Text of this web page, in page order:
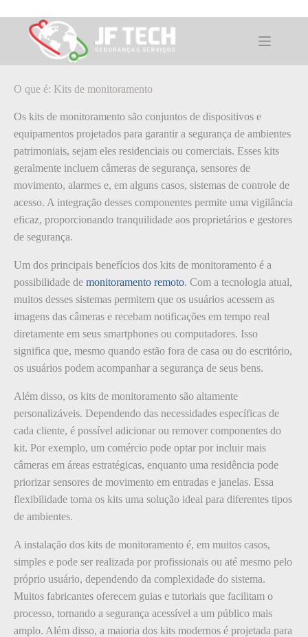
para
conteúdoO que é: Kits de monitoramento
O que é: Kits de monitoramento
Os kits de monitoramento são conjuntos de dispositivos e
equipamentos projetados para garantir a segurança de ambientes
patrimoniais, sejam eles residenciais ou comerciais. Esses kits
geralmente incluem câmeras de segurança, sensores de
movimento, alarmes e, em alguns casos, sistemas de controle de
acesso. A integração desses componentes permite uma vigilância
eficaz, proporcionando tranquilidade aos proprietários e gestores
de segurança.
Um dos principais benefícios dos kits de monitoramento é a
possibilidade de monitoramento remoto. Com a tecnologia atual,
muitos desses sistemas permitem que os usuários acessem as
imagens das câmeras e recebam notificações em tempo real
diretamente em seus smartphones ou computadores. Isso
significa que, mesmo quando estão fora de casa ou do escritório,
os usuários podem acompanhar a segurança de seus bens.
Além disso, os kits de monitoramento são altamente
personalizáveis. Dependendo das necessidades específicas de
cada cliente, é possível adicionar ou remover componentes do
kit. Por exemplo, um comércio pode optar por incluir mais
câmeras em áreas estratégicas, enquanto uma residência pode
priorizar sensores de movimento em entradas e janelas. Essa
flexibilidade torna os kits uma solução ideal para diferentes tipos
de ambientes.
A instalação dos kits de monitoramento é, em muitos casos,
simples e pode ser realizada por profissionais ou até mesmo pelo
próprio usuário, dependendo da complexidade do sistema.
Muitos fabricantes oferecem guias e tutoriais que facilitam o
processo, tornando a segurança acessível a um público mais
amplo. Além disso, a maioria dos kits modernos é projetada para